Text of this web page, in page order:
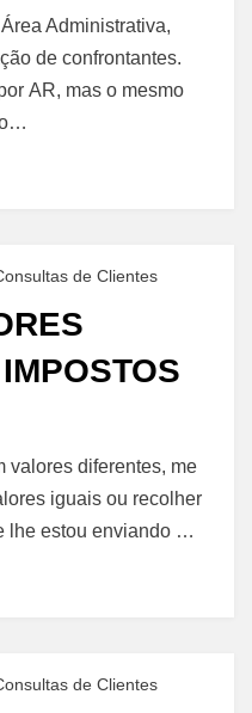
por
Via
Postal
Obrigatório
Entrega
Administrativa,
de confrontantes.
AR, mas o mesmo
de Clientes
valores diferentes, me
iguais ou recolher
lhe estou enviando …
de Clientes